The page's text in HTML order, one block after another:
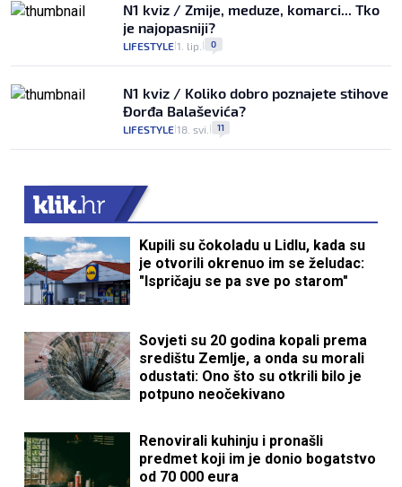
N1 kviz / Zmije, meduze, komarci... Tko
je najopasniji?
LIFESTYLE 1. lip. 0
N1 kviz / Koliko dobro poznajete stihove
Đorđa Balaševića?
LIFESTYLE 18. svi. 11
Kupili su čokoladu u Lidlu, kada su
je otvorili okrenuo im se želudac:
"Ispričaju se pa sve po starom"
Sovjeti su 20 godina kopali prema
središtu Zemlje, a onda su morali
odustati: Ono što su otkrili bilo je
potpuno neočekivano
Renovirali kuhinju i pronašli
predmet koji im je donio bogatstvo
od 70 000 eura